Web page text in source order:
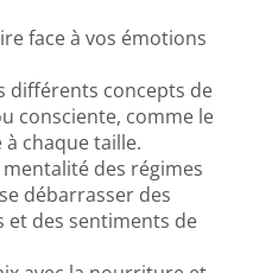
face à vos émotions
différents concepts de
consciente, comme le
chaque taille.
des régimes
débarrasser des
des sentiments de